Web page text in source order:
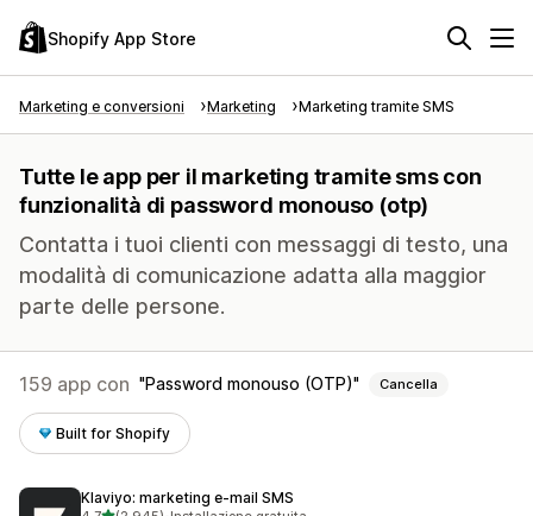
Shopify App Store
Marketing e conversioni Marketing Marketing tramite SMS
Tutte le app per il marketing tramite sms con
funzionalità di password monouso (otp)
Contatta i tuoi clienti con messaggi di testo, una
modalità di comunicazione adatta alla maggior
parte delle persone.
159 app con Password monouso (OTP) Cancella
Built for Shopify
Klaviyo: marketing e‑mail SMS